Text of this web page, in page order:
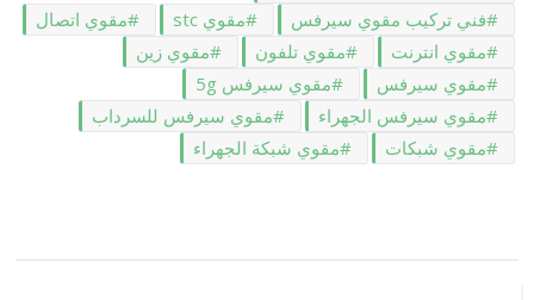
فني تركيب مقوي سيرفس
مقوي stc
مقوي اتصال
مقوي انترنت
مقوي تلفون
مقوي زين
مقوي سيرفس
مقوي سيرفس 5g
مقوي سيرفس الجهراء
مقوي سيرفس للسرداب
مقوي شبكات
مقوي شبكة الجهراء